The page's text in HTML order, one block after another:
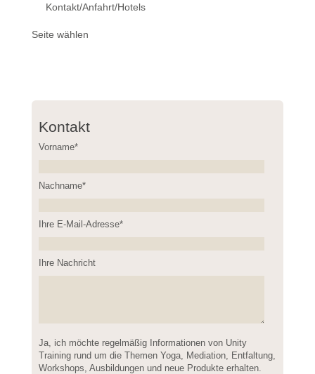
Kontakt/Anfahrt/Hotels
Seite wählen
Kontakt
Vorname*
Nachname*
Please leave this field empty.
Ihre E-Mail-Adresse*
Ihre Nachricht
Please leave this field empty.
Ja, ich möchte regelmäßig Informationen von Unity
Training rund um die Themen Yoga, Mediation, Entfaltung,
Workshops, Ausbildungen und neue Produkte erhalten.